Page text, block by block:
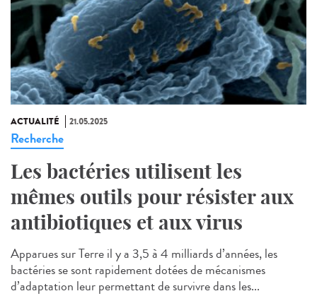
ACTUALITÉ 21.05.2025
Recherche
Les bactéries utilisent les
mêmes outils pour résister aux
antibiotiques et aux virus
Apparues sur Terre il y a 3,5 à 4 milliards d’années, les
bactéries se sont rapidement dotées de mécanismes
d’adaptation leur permettant de survivre dans les...